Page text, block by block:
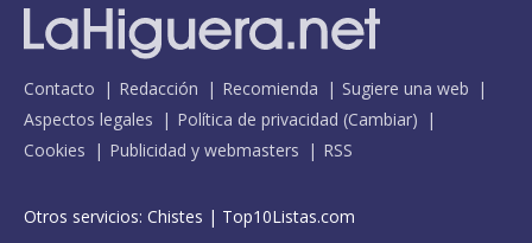
Contacto Redacción Recomienda
Sugiere una web
Aspectos legales
Política de privacidad (Cambiar)
Cookies
Publicidad y webmasters RSS
Otros servicios: Chistes | Top10Listas.com